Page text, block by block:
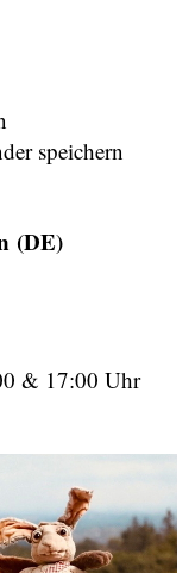
speichern
(DE)
& 17:00 Uhr